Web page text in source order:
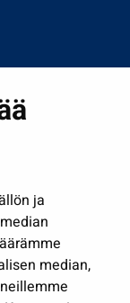
ja
median,